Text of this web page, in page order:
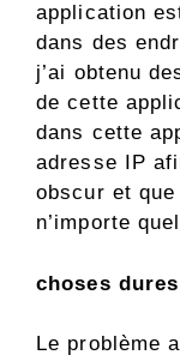
application
dans des
j’ai obtenu
de cette
dans cette
adresse IP
obscur et
n’importe
choses
Le problème